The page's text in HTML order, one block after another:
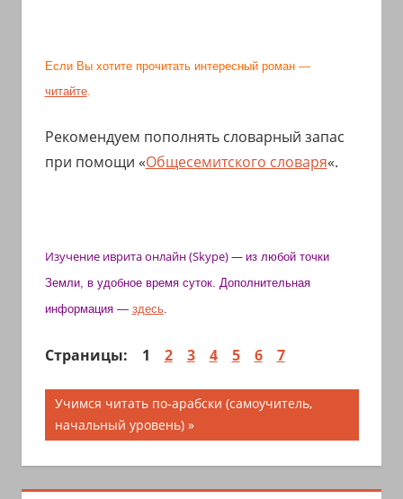
Если Вы хотите прочитать интересный роман —
читайте.
Рекомендуем пополнять словарный запас
при помощи «Общесемитского словаря«.
Изучение ивритаонлайн (Skype)— из любой точки
Земли, в удобное время суток. Дополнительная
информация — здесь.
Страницы: 1 2 3 4 5 6 7
Навигация
по
записям
Следующая
запись:
Учимся читать по-арабски (самоучитель,
начальный уровень)